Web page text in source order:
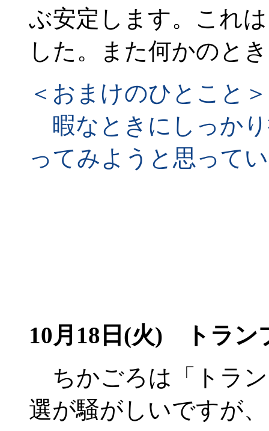
ぶ安定します。これ
した。また何かのと
＜おまけのひとこと＞
暇なときにしっか
ってみようと思って
10月18日(火) トラン
ちかごろは「トラ
選が騒がしいですが